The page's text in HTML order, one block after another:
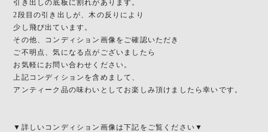
引き出しの底板に割れがあります。
2段目の引き出しが、木の反りにより
少し飛び出ています。
その他、コンディション画像をご確認いただき
ご不明点、気になる点がございましたら
お気軽にお問い合わせください。
上記コンディションを含めまして、
アンティーク品の味わいとしてお楽しみ頂けましたら幸いです。
▼詳しいコンディション画像は下記をご覧ください▼